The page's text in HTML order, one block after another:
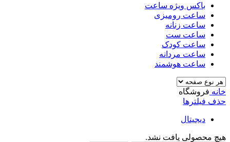
باکس ویژه ساعت
ساعت رومیزی
ساعت زنانه
ساعت ست
ساعت کودک
ساعت مردانه
ساعت هوشمند
خانه فروشگاه
حذف فیلترها
دیجیتال
هیچ محصولی یافت نشد.